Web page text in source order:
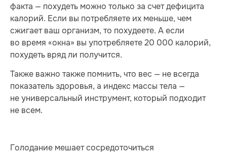
факта — похудеть можно только за счет дефицита
калорий. Если вы потребляете их меньше, чем
сжигает ваш организм, то похудеете. А если
во время «окна» вы употребляете 20 000 калорий,
похудеть вряд ли получится.
Также важно также помнить, что вес — не всегда
показатель здоровья, а индекс массы тела —
не универсальный инструмент, который подходит
не всем.
Голодание мешает сосредоточиться